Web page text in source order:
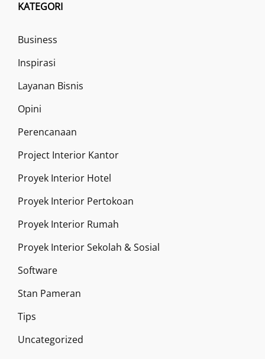
KATEGORI
Business
Inspirasi
Layanan Bisnis
Opini
Perencanaan
Project Interior Kantor
Proyek Interior Hotel
Proyek Interior Pertokoan
Proyek Interior Rumah
Proyek Interior Sekolah & Sosial
Software
Stan Pameran
Tips
Uncategorized